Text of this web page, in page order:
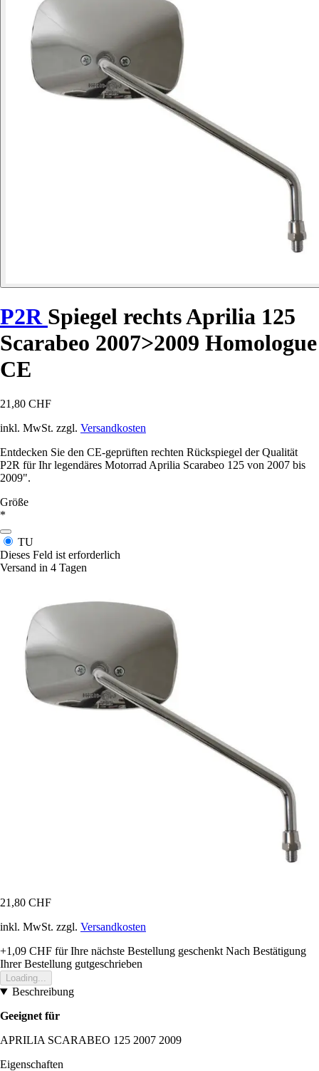
P2R Spiegel rechts Aprilia 125
Scarabeo 2007>2009 Homologue
CE
21,80 CHF
inkl. MwSt. zzgl. Versandkosten
Entdecken Sie den CE-geprüften rechten Rückspiegel der Qualität
P2R für Ihr legendäres Motorrad Aprilia Scarabeo 125 von 2007 bis
2009".
Größe
*
TU
Dieses Feld ist erforderlich
Versand in 4 Tagen
21,80 CHF
inkl. MwSt. zzgl. Versandkosten
+1,09 CHF für Ihre nächste Bestellung geschenkt Nach Bestätigung
Ihrer Bestellung gutgeschrieben
Loading...
Beschreibung
Geeignet für
APRILIA SCARABEO 125 2007 2009
Eigenschaften